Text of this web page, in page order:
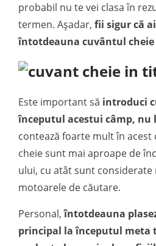
probabil nu te vei clasa în
termen. Așadar, fii sigur că
întotdeauna cuvântul cheie
Este important să introduci
începutul acestui câmp, nu
contează foarte mult în acest
cheie sunt mai aproape de
ului, cu atât sunt considerate
motoarele de căutare.
Personal,întotdeauna
principal la începutul meta